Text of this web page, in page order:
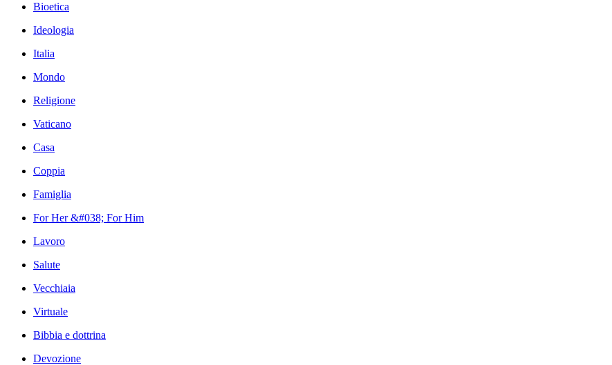
Bioetica
Ideologia
Italia
Mondo
Religione
Vaticano
Casa
Coppia
Famiglia
For Her &#038; For Him
Lavoro
Salute
Vecchiaia
Virtuale
Bibbia e dottrina
Devozione